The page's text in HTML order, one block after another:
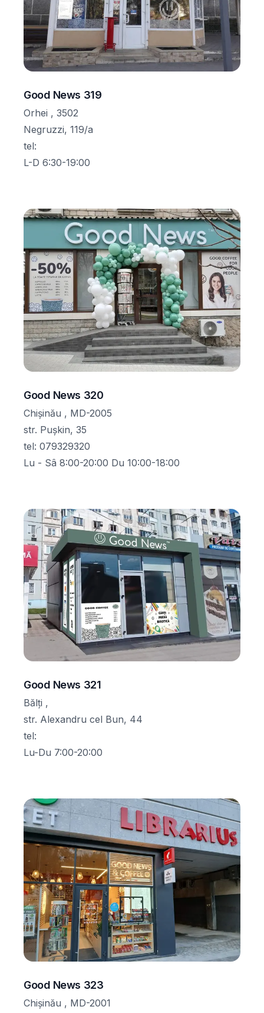
Good News 319
Orhei , 3502
Negruzzi, 119/a
tel:
L-D 6:30-19:00
Good News 320
Chișinău , MD-2005
str. Pușkin, 35
tel: 079329320
Lu - Sâ 8:00-20:00 Du 10:00-18:00
Good News 321
Bălți ,
str. Alexandru cel Bun, 44
tel:
Lu-Du 7:00-20:00
Good News 323
Chișinău , MD-2001